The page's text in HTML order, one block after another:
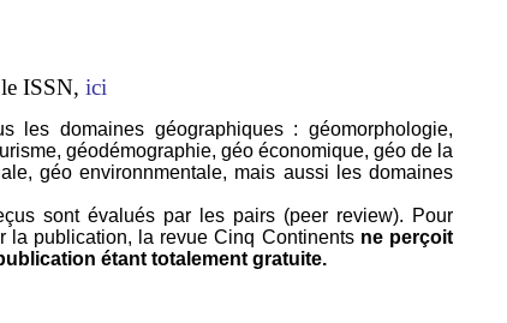
domaines géographiques : géomorphologie,
géodémographie, géo économique, géo de la
géo environnmentale, mais aussi les domaines
sont évalués par les pairs (peer review). Pour
la publication, la revue Cinq Continents ne perçoit
étant totalement gratuite.
ISSN, ici